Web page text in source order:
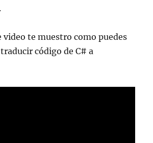
video te muestro como puedes
código de C# a